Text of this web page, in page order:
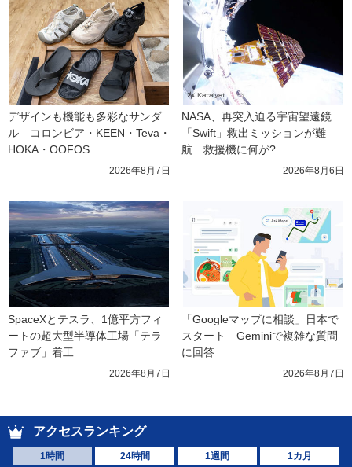
デザインも機能も多彩なサンダ
ル　コロンビア・KEEN・Teva・
HOKA・OOFOS
2026年8月7日
NASA、再突入迫る宇宙望遠鏡
「Swift」救出ミッションが難
航　救援機に何が?
2026年8月6日
SpaceXとテスラ、1億平方フィ
ートの超大型半導体工場「テラ
ファブ」着工
2026年8月7日
「Googleマップに相談」日本で
スタート　Geminiで複雑な質問
に回答
2026年8月7日
アクセスランキング
1時間 24時間 1週間 1カ月